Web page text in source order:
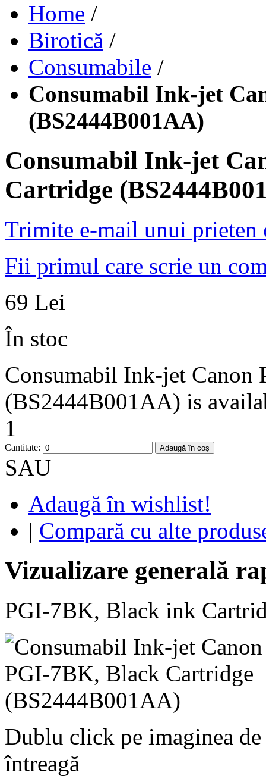
Home /
Birotică /
Consumabile /
Consumabil Ink-jet
(BS2444B001AA)
Consumabil Ink-jet
Cartridge
Trimite e-mail unui prieten
Fii primul care scrie un
69 Lei
În stoc
Consumabil Ink-jet
(BS2444B001AA) is
1
Cantitate: Adaugă în coş
SAU
Adaugă în wishlist!
| Compară cu alte
Vizualizare generală
PGI-7BK, Black ink
Dublu click pe imaginea de
întreagă